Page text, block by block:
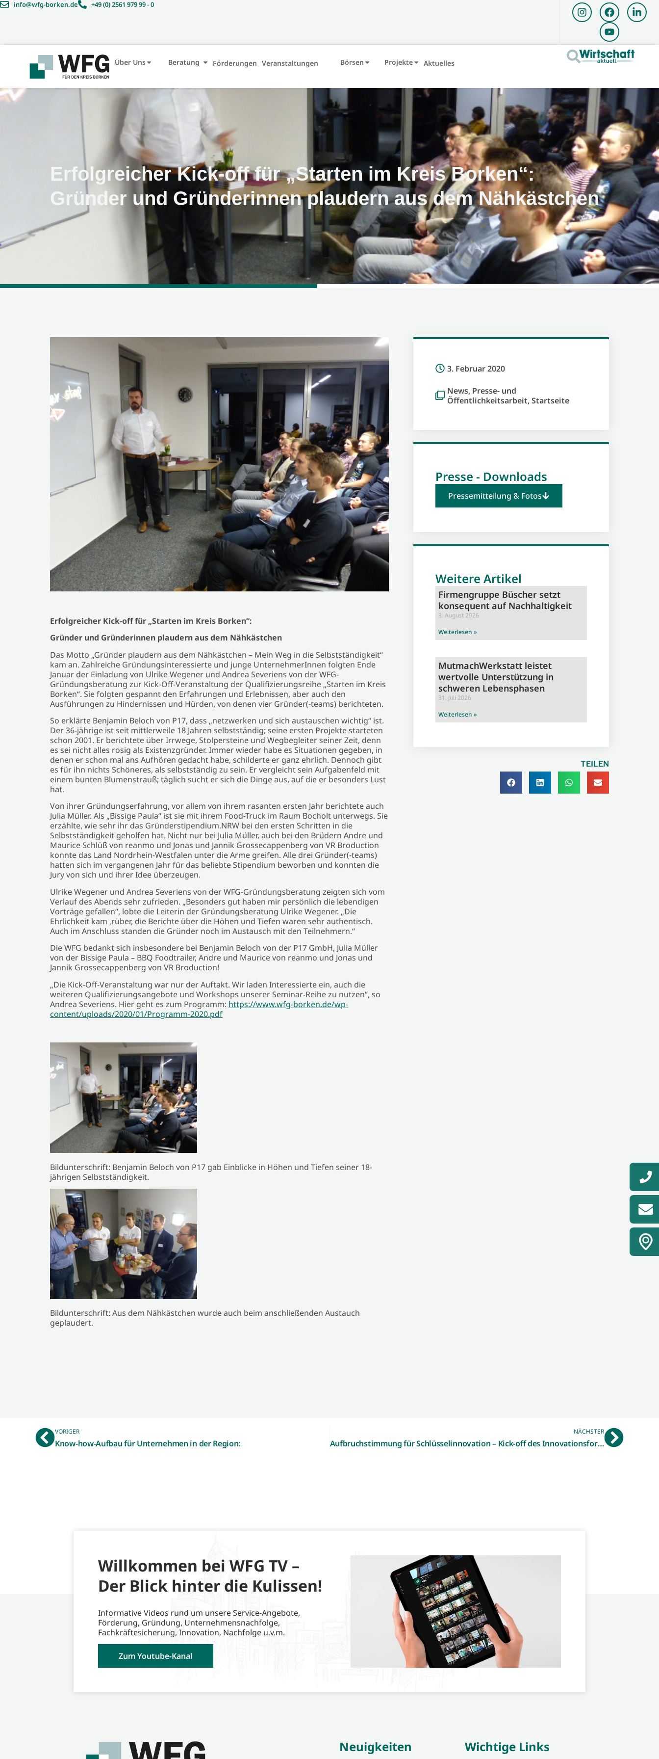
info@wfg-borken.de +49 (0) 2561 979 99 - 0
Über Uns Beratung Förderungen Veranstaltungen Börsen Projekte Aktuelles
Erfolgreicher Kick-off für „Starten im Kreis Borken“:
Gründer und Gründerinnen plaudern aus dem Nähkästchen
Erfolgreicher Kick-off für „Starten im Kreis Borken“:
Gründer und Gründerinnen plaudern aus dem Nähkästchen
Das Motto „Gründer plaudern aus dem Nähkästchen – Mein Weg in die Selbstständigkeit“
kam an. Zahlreiche Gründungsinteressierte und junge UnternehmerInnen folgten Ende
Januar der Einladung von Ulrike Wegener und Andrea Severiens von der WFG-
Gründungsberatung zur Kick-Off-Veranstaltung der Qualifizierungsreihe „Starten im Kreis
Borken“. Sie folgten gespannt den Erfahrungen und Erlebnissen, aber auch den
Ausführungen zu Hindernissen und Hürden, von denen vier Gründer(-teams) berichteten.
So erklärte Benjamin Beloch von P17, dass „netzwerken und sich austauschen wichtig“ ist.
Der 36-jährige ist seit mittlerweile 18 Jahren selbstständig; seine ersten Projekte starteten
schon 2001. Er berichtete über Irrwege, Stolpersteine und Wegbegleiter seiner Zeit, denn
es sei nicht alles rosig als Existenzgründer. Immer wieder habe es Situationen gegeben, in
denen er schon mal ans Aufhören gedacht habe, schilderte er ganz ehrlich. Dennoch gibt
es für ihn nichts Schöneres, als selbstständig zu sein. Er vergleicht sein Aufgabenfeld mit
einem bunten Blumenstrauß; täglich sucht er sich die Dinge aus, auf die er besonders Lust
hat.
Von ihrer Gründungserfahrung, vor allem von ihrem rasanten ersten Jahr berichtete auch
Julia Müller. Als „Bissige Paula“ ist sie mit ihrem Food-Truck im Raum Bocholt unterwegs. Sie
erzählte, wie sehr ihr das Gründerstipendium.NRW bei den ersten Schritten in die
Selbstständigkeit geholfen hat. Nicht nur bei Julia Müller, auch bei den Brüdern Andre und
Maurice Schlüß von reanmo und Jonas und Jannik Grossecappenberg von VR Broduction
konnte das Land Nordrhein-Westfalen unter die Arme greifen. Alle drei Gründer(-teams)
hatten sich im vergangenen Jahr für das beliebte Stipendium beworben und konnten die
Jury von sich und ihrer Idee überzeugen.
Ulrike Wegener und Andrea Severiens von der WFG-Gründungsberatung zeigten sich vom
Verlauf des Abends sehr zufrieden. „Besonders gut haben mir persönlich die lebendigen
Vorträge gefallen“, lobte die Leiterin der Gründungsberatung Ulrike Wegener. „Die
Ehrlichkeit kam ‚rüber, die Berichte über die Höhen und Tiefen waren sehr authentisch.
Auch im Anschluss standen die Gründer noch im Austausch mit den Teilnehmern.“
Die WFG bedankt sich insbesondere bei Benjamin Beloch von der P17 GmbH, Julia Müller
von der Bissige Paula – BBQ Foodtrailer, Andre und Maurice von reanmo und Jonas und
Jannik Grossecappenberg von VR Broduction!
„Die Kick-Off-Veranstaltung war nur der Auftakt. Wir laden Interessierte ein, auch die
weiteren Qualifizierungsangebote und Workshops unserer Seminar-Reihe zu nutzen“, so
Andrea Severiens. Hier geht es zum Programm: https://www.wfg-borken.de/wp-
content/uploads/2020/01/Programm-2020.pdf
Bildunterschrift: Benjamin Beloch von P17 gab Einblicke in Höhen und Tiefen seiner 18-
jährigen Selbstständigkeit.
Bildunterschrift: Aus dem Nähkästchen wurde auch beim anschließenden Austauch
geplaudert.
3. Februar 2020
News, Presse- und
Öffentlichkeitsarbeit,Startseite
Presse - Downloads
Pressemitteilung & Fotos
Weitere Artikel
Firmengruppe Büscher setzt
konsequent auf Nachhaltigkeit
3. August 2026
Weiterlesen »
MutmachWerkstatt leistet
wertvolle Unterstützung in
schweren Lebensphasen
31. Juli 2026
Weiterlesen »
TEILEN
VORIGER
Know-how-Aufbau für Unternehmen in der Region:
NÄCHSTER
Aufbruchstimmung für Schlüsselinnovation – Kick-off des Innovationsforums PredictiveMaintenance@KMU fand großen Anklang
Willkommen bei WFG TV –
Der Blick hinter die Kulissen!
Informative Videos rund um unsere Service-Angebote,
Förderung, Gründung, Unternehmensnachfolge,
Fachkräftesicherung, Innovation, Nachfolge u.v.m.
Zum Youtube-Kanal
Neuigkeiten Wichtige Links